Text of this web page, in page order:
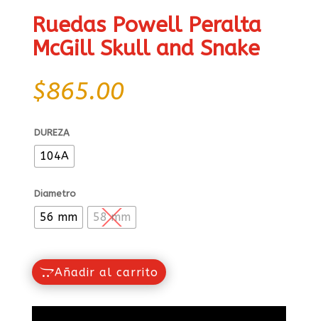
Ruedas Powell Peralta
McGill Skull and Snake
$865.00
DUREZA
104A
Diametro
56 mm 58 mm
Añadir al carrito